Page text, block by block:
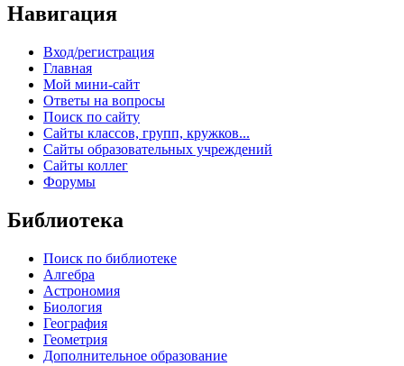
Навигация
Вход/регистрация
Главная
Мой мини-сайт
Ответы на вопросы
Поиск по сайту
Сайты классов, групп, кружков...
Сайты образовательных учреждений
Сайты коллег
Форумы
Библиотека
Поиск по библиотеке
Алгебра
Астрономия
Биология
География
Геометрия
Дополнительное образование